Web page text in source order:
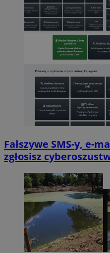
Fałszywe SMS-y, e-
zgłosisz